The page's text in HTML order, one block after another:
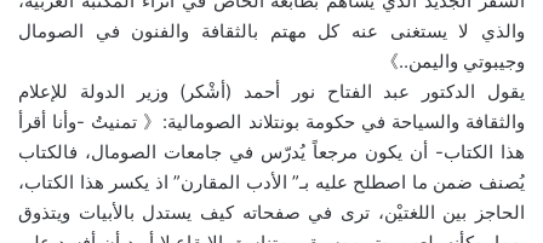
والذي لا يستغنى عنه كل مهتم بالثقافة والفنون في الصومال
وجيبوتي واليمن..》
يقول الدكتور عبد الفتاح نور أحمد (أشْكر) وزير الدولة للإعلام
والثقافة والسياحة في حكومة بونتلاند الصومالية:《 تمنيتُ -وأنا أقرأ
هذا الكتاب- أن يكون مرجعاً يُدرّس في جامعات الصومال، فالكتاب
يُصنف ضمن ما اصطلح عليه بـ” الأدب المقارن” اذ يكسر هذا الكتاب،
الحاجز بين اللغتيْن، ترى في صفحاته كيف يستدل بالأبيات ويتذوق